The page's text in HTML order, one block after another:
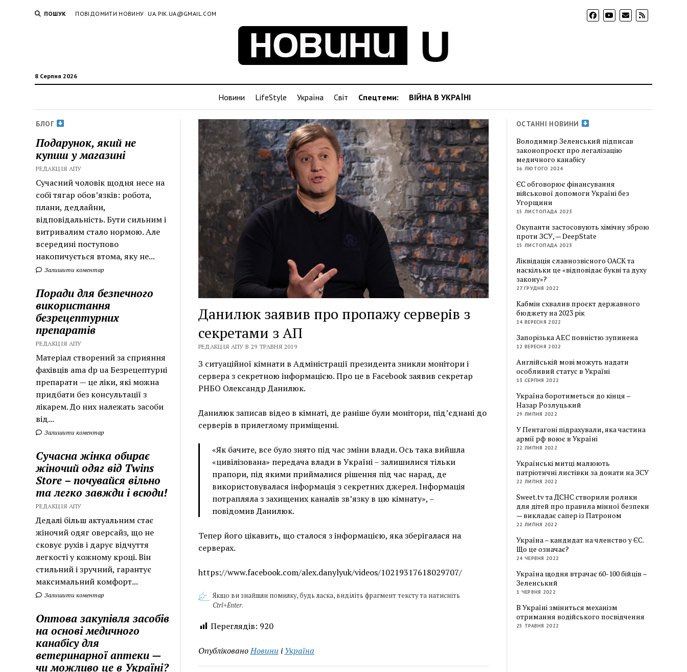
ПОШУК ПОВІДОМИТИ НОВИНУ UA.PIK.UA@GMAIL.COM
8 Серпня 2026
Новини LifeStyle Україна Світ Спецтеми: ВІЙНА В УКРАЇНІ
БЛОГ
Подарунок, який не
купиш у магазині
РЕДАКЦІЯ АПУ
Сучасний чоловік щодня несе на
собі тягар обов’язків: робота,
плани, дедлайни,
відповідальність. Бути сильним і
витривалим стало нормою. Але
всередині поступово
накопичується втома, яку не...
Залишити коментар
Поради для безпечного
використання
безрецептурних
препаратів
РЕДАКЦІЯ АПУ
Матеріал створений за сприяння
фахівців ama dp ua Безрецептурні
препарати — це ліки, які можна
придбати без консультації з
лікарем. До них належать засоби
від...
Залишити коментар
Сучасна жінка обирає
жіночий одяг від Twins
Store – почувайся вільно
та легко завжди і всюди!
РЕДАКЦІЯ АПУ
Дедалі більш актуальним стає
жіночий одяг оверсайз, що не
сковує рухів і дарує відчуття
легкості у кожному кроці. Він
стильний і зручний, гарантує
максимальний комфорт...
Залишити коментар
Оптова закупівля засобів
на основі медичного
канабісу для
ветеринарної аптеки —
чи можливо це в Україні?
Данилюк заявив про пропажу серверів з
секретами з АП
РЕДАКЦІЯ АПУ В 29 ТРАВНЯ 2019
З ситуаційної кімнати в Адміністрації президента зникли монітори і
сервера з секретною інформацією. Про це в Facebook заявив секретар
РНБО Олександр Данилюк.
Данилюк записав відео в кімнаті, де раніше були монітори, під’єднані до
серверів в прилеглому приміщенні.
«Як бачите, все було знято під час зміни влади. Ось така вийшла
«цивілізована» передача влади в Україні – залишилися тільки
прапори, під якими приймалися рішення під час нарад, де
використовувалася інформація з секретних джерел. Інформація
потрапляла з захищених каналів зв’язку в цю кімнату», –
повідомив Данилюк.
Тепер його цікавить, що сталося з інформацією, яка зберігалася на
серверах.
https://www.facebook.com/alex.danylyuk/videos/10219317618029707/
Якщо ви знайшли помилку, будь ласка, виділіть фрагмент тексту та натисніть
Ctrl+Enter.
Переглядів: 920
ОпублікованоНовини іУкраїна
ОСТАННІ НОВИНИ
Володимир Зеленський підписав
законопроєкт про легалізацію
медичного канабісу
16 ЛЮТОГО 2024
ЄС обговорює фінансування
військової допомоги Україні без
Угорщини
15 ЛИСТОПАДА 2023
Окупанти застосовують хімічну зброю
проти ЗСУ, — DeepState
15 ЛИСТОПАДА 2023
Ліквідація славнозвісного ОАСК та
наскільки це «відповідає букві та духу
закону»?
27 ГРУДНЯ 2022
Кабмін схвалив проєкт державного
бюджету на 2023 рік
14 ВЕРЕСНЯ 2022
Запорізька АЕС повністю зупинена
12 ВЕРЕСНЯ 2022
Англійській мові можуть надати
особливий статус в Україні
13 СЕРПНЯ 2022
Україна боротиметься до кінця –
Назар Розлуцький
29 ЛИПНЯ 2022
У Пентагоні підрахували, яка частина
армії рф воює в Україні
22 ЛИПНЯ 2022
Українські митці малюють
патріотичні листівки за донати на ЗСУ
22 ЛИПНЯ 2022
Sweet.tv та ДСНС створили ролики
для дітей про правила мінної безпеки
— викладає сапер із Патроном
22 ЛИПНЯ 2022
Україна – кандидат на членство у ЄС.
Що це означає?
24 ЧЕРВНЯ 2022
Україна щодня втрачає 60-100 бійців –
Зеленський
1 ЧЕРВНЯ 2022
В Україні зміниться механізм
отримання водійського посвідчення
25 ТРАВНЯ 2022